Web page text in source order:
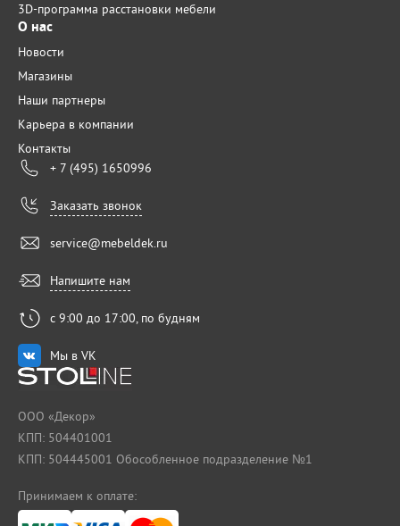
3D-программа расстановки мебели
О нас
Новости
Магазины
Наши партнеры
Карьера в компании
Контакты
+ 7 (495) 1650996
Заказать звонок
service@mebeldek.ru
Напишите нам
с 9:00 до 17:00, по будням
Мы в VK
ООО «Декор»
КПП: 504401001
КПП: 504445001 Обособленное подразделение №1
Принимаем к оплате: